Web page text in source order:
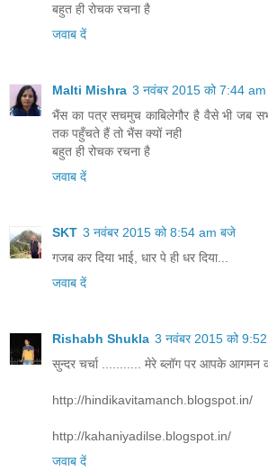
बहुत ही रोचक रचना है
जवाब दें
Malti Mishra 3 नवंबर 2015 को 7:44
भैंस का पत्र सचमुच काबिलेगौर है वैसे भी जब
तक पहुँचते हैं तो भैंस क्यों नही
बहुत ही रोचक रचना है
जवाब दें
SKT 3 नवंबर 2015 को 8:54 am बजे
गजब कर दिया भाई, धार पे ही धर दिया...
जवाब दें
Rishabh Shukla 3 नवंबर 2015 को
सुन्दर चर्चा ........... मेरे ब्लॉग पर आपके आगमन
http://hindikavitamanch.blogspot.in/
http://kahaniyadilse.blogspot.in/
जवाब दें